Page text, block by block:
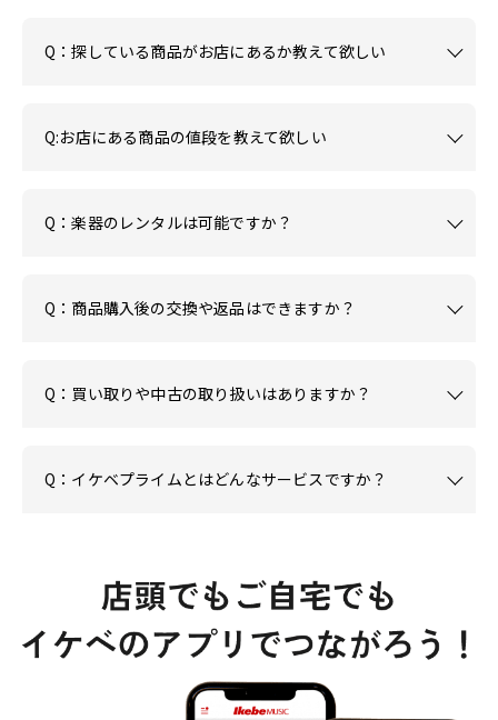
Q：探している商品がお店にあるか教えて欲しい
Q:お店にある商品の値段を教えて欲しい
Q：楽器のレンタルは可能ですか？
Q：商品購入後の交換や返品はできますか？
Q：買い取りや中古の取り扱いはありますか？
Q：イケベプライムとはどんなサービスですか？